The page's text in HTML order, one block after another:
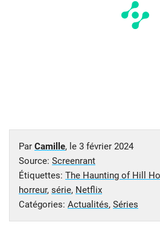
Par Camille, le 3 février 2024
Source: Screenrant
Étiquettes: The Haunting of Hill
horreur, série, Netflix
Catégories: Actualités, Séries